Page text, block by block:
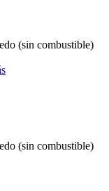
(sin combustible)
(sin combustible)